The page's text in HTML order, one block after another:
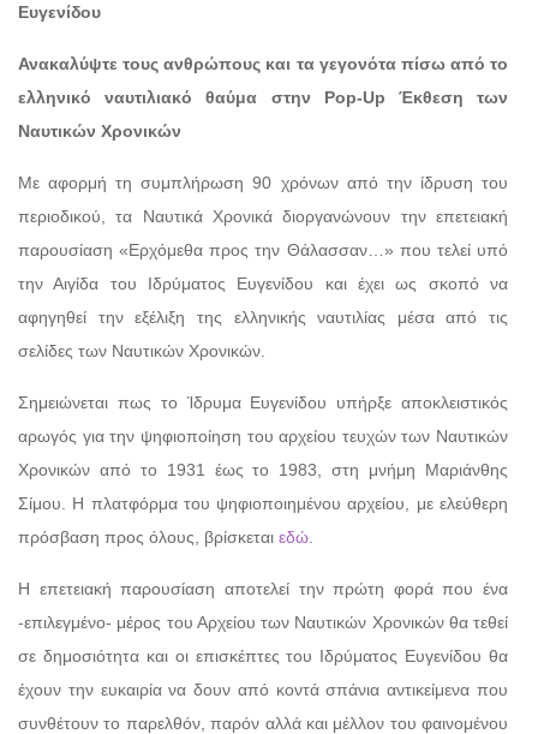
Ευγενίδου
Ανακαλύψτε τους ανθρώπους και τα γεγονότα πίσω από το
ελληνικό ναυτιλιακό θαύμα στην Pop-Up Έκθεση των
Ναυτικών Χρονικών
Με αφορμή τη συμπλήρωση 90 χρόνων από την ίδρυση του
περιοδικού, τα Ναυτικά Χρονικά διοργανώνουν την επετειακή
παρουσίαση «Ερχόμεθα προς την Θάλασσαν…» που τελεί υπό
την Αιγίδα του Ιδρύματος Ευγενίδου και έχει ως σκοπό να
αφηγηθεί την εξέλιξη της ελληνικής ναυτιλίας μέσα από τις
σελίδες των Ναυτικών Χρονικών.
Σημειώνεται πως το Ίδρυμα Ευγενίδου υπήρξε αποκλειστικός
αρωγός για την ψηφιοποίηση του αρχείου τευχών των Ναυτικών
Χρονικών από το 1931 έως το 1983, στη μνήμη Μαριάνθης
Σίμου. Η πλατφόρμα του ψηφιοποιημένου αρχείου, με ελεύθερη
πρόσβαση προς όλους, βρίσκεται εδώ
Η επετειακή παρουσίαση αποτελεί την πρώτη φορά που ένα
-επιλεγμένο- μέρος του Αρχείου των Ναυτικών Χρονικών θα τεθεί
σε δημοσιότητα και οι επισκέπτες του Ιδρύματος Ευγενίδου θα
έχουν την ευκαιρία να δουν από κοντά σπάνια αντικείμενα που
συνθέτουν το παρελθόν, παρόν αλλά και μέλλον του φαινομένου